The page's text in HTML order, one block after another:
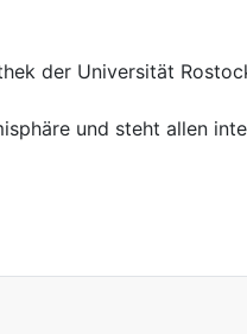
der Universität
und steht allen